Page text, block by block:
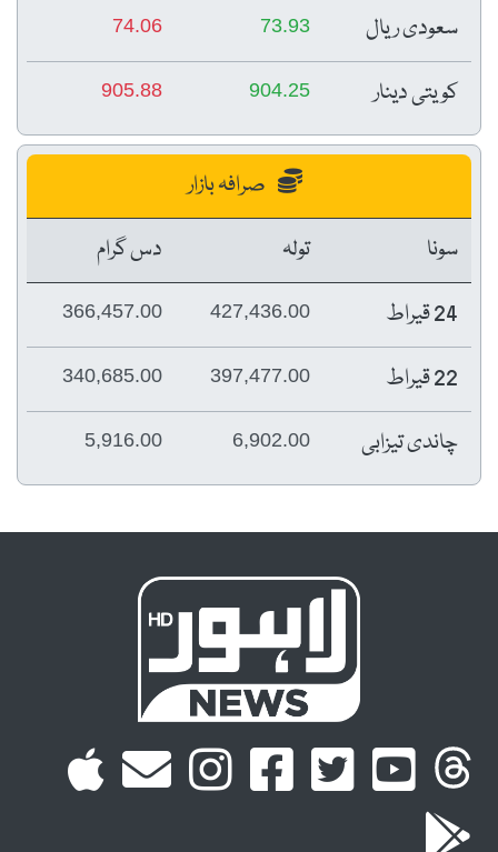
سعودی ریال 73.93
74.06
کویتی دینار 904.25
905.88
صرافہ بازار
سونا
تولہ
دس گرام
24 قیراط
427,436.00
366,457.00
22 قیراط 397,477.00
340,685.00
چاندی تیزابی 6,902.00
5,916.00